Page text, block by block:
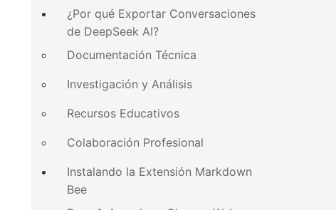
¿Por qué Exportar Conversaciones
de DeepSeek AI?
Documentación Técnica
Investigación y Análisis
Recursos Educativos
Colaboración Profesional
Instalando la Extensión Markdown
Bee